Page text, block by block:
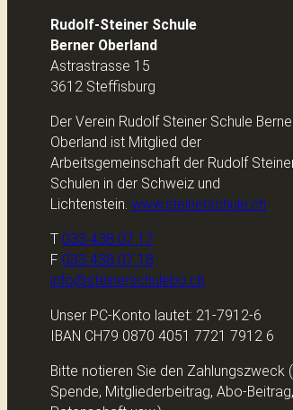
Rudolf-Steiner Schule
Berner Oberland
Astrastrasse 15
3612 Steffisburg
Der Verein Rudolf Steiner Schule
Oberland ist Mitglied der
Arbeitsgemeinschaft der Rudolf
Schulen in der Schweiz und
Lichtenstein. www.steinerschule.ch
T 033 438 07 17
F 033 438 07 18
info@steinerschulebo.ch
Unser PC-Konto lautet: 21-7912-6
IBAN CH79 0870 4051 7721 7912 6
Bitte notieren Sie den Zahlungszweck
Spende, Mitgliederbeitrag, Abo-Beitrag,